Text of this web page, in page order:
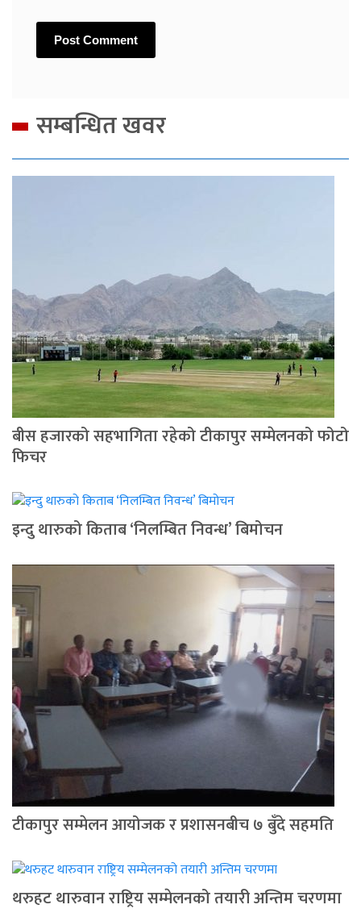
सम्बन्धित खवर
बीस हजारको सहभागिता रहेको टीकापुर सम्मेलनको फोटो
फिचर
इन्दु थारुको किताब ‘निलम्बित निवन्ध’ बिमोचन
टीकापुर सम्मेलन आयोजक र प्रशासनबीच ७ बुँदे सहमति
थरुहट थारुवान राष्ट्रिय सम्मेलनको तयारी अन्तिम चरणमा